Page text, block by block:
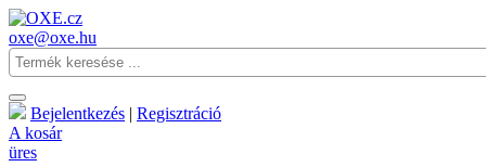
oxe@oxe.hu
Bejelentkezés | Regisztráció
A kosár
üres